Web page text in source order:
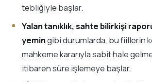
tebliğiyle başlar.
Yalan tanıklık, sahte bilirkişi
yemingibi durumlarda, bu fiillerin
mahkeme kararıyla sabit hale
itibaren süre işlemeye başlar.